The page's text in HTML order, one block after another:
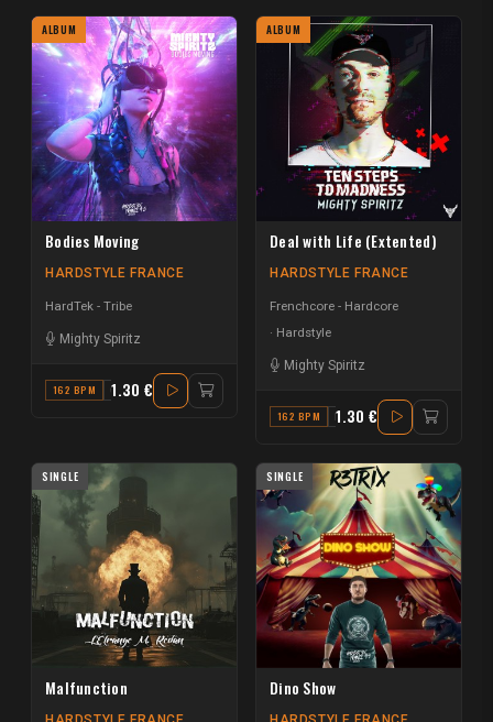
ALBUM
Bodies Moving
HARDSTYLE FRANCE
HardTek - Tribe
Mighty Spiritz
162 BPM G1.30 €
ALBUM
Deal with Life (Extented)
HARDSTYLE FRANCE
Frenchcore - Hardcore
Hardstyle
Mighty Spiritz
162 BPM D1.30 €
SINGLE
Malfunction
SINGLE
Dino Show